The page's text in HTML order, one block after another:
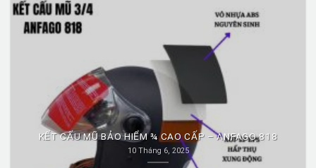
KẾT CẤU MŨ BẢO HIỂM ¾ CAO CẤP – ANFAGO 818
10 Tháng 6, 2025